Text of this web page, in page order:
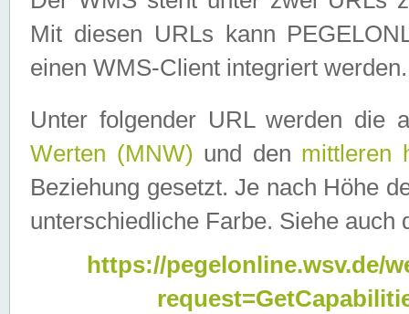
Mit diesen URLs kann
einen WMS-Client integriert werden.
Unter folgender URL werden die
Werten (MNW) und den mittleren
Beziehung gesetzt. Je nach Höhe
unterschiedliche Farbe. Siehe auch
https://pegelonline.wsv.de/